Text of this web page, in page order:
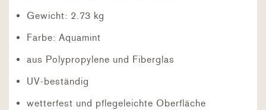
Gewicht: 2.73 kg
Farbe: Aquamint
aus Polypropylene und Fiberglas
UV-beständig
wetterfest und pflegeleichte Oberfläche